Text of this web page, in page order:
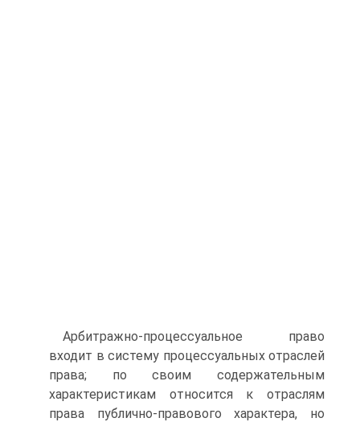
Арбитражно-процессуальное право
входит в систему процессуальных отраслей
права; по своим содержательным
характеристикам относится к отраслям
права публично-правового характера, но